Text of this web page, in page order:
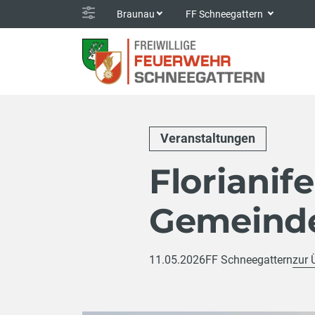
Braunau FF Schneegattern
Veranstaltungen
11.05.2026FF Schneegatternzur